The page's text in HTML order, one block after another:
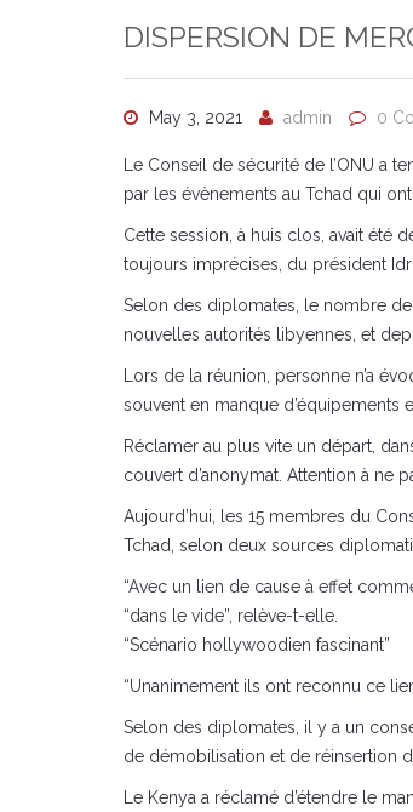
DISPERSION DE
May 3, 2021 admin 0
Le Conseil de sécurité de l’ONU a
par les évènements au Tchad qui
Cette session, à huis clos, avait été
toujours imprécises, du président
Selon des diplomates, le nombre de
nouvelles autorités libyennes, et
Lors de la réunion, personne n’a
souvent en manque d’équipements
Réclamer au plus vite un départ,
couvert d’anonymat. Attention à ne
Aujourd’hui, les 15 membres du
Tchad, selon deux sources
“Avec un lien de cause à effet
“dans le vide”, relève-t-elle.
“Scénario hollywoodien fascinant”
“Unanimement ils ont reconnu ce
Selon des diplomates, il y a un
de démobilisation et de réinsertion
Le Kenya a réclamé d’étendre le